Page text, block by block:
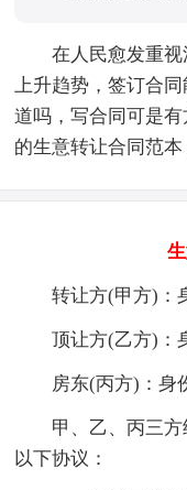
在人民愈发重
上升趋势，签订合
道吗，写合同可是
的生意转让合同范本
转让方(甲方)：
顶让方(乙方)：
房东(丙方)：身
甲、乙、丙三
以下协议：